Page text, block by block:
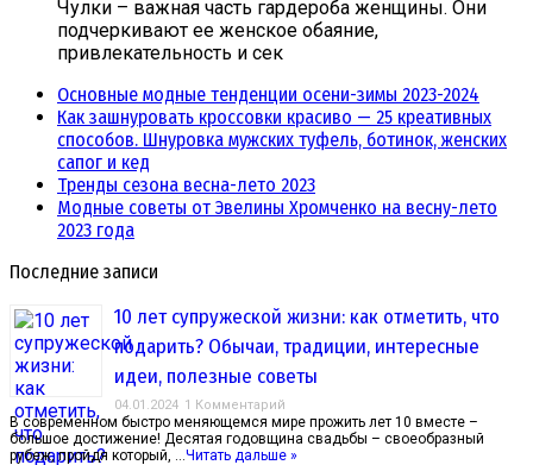
Чулки – важная часть гардероба женщины. Они
подчеркивают ее женское обаяние,
привлекательность и сек
Основные модные тенденции осени-зимы 2023-2024
Как зашнуровать кроссовки красиво — 25 креативных
способов. Шнуровка мужских туфель, ботинок, женских
сапог и кед
Тренды сезона весна-лето 2023
Модные советы от Эвелины Хромченко на весну-лето
2023 года
Последние записи
10 лет супружеской жизни: как отметить, что
подарить? Обычаи, традиции, интересные
идеи, полезные советы
04.01.2024 1 Комментарий
В современном быстро меняющемся мире прожить лет 10 вместе –
большое достижение! Десятая годовщина свадьбы – своеобразный
рубеж, пройдя который, … Читать дальше »